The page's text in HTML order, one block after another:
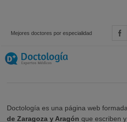
Mejores doctores por especialidad
Quiénes Somos
Doctología es una página web
de Zaragoza y Aragón que escriben